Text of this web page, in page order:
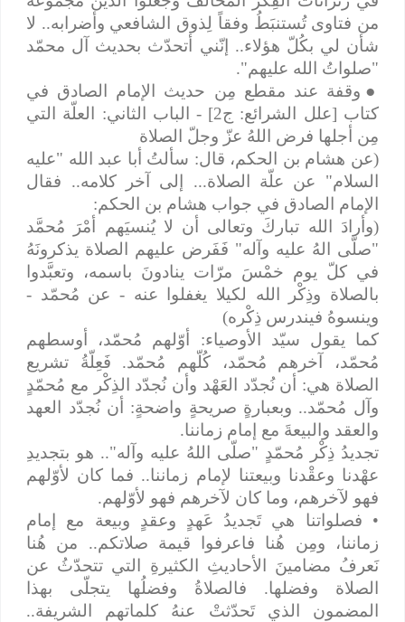
من فتاوى تُستنبَطُ وفقاً لِذوق الشافعي وأضرابه.. لا
شأن لي بكُلّ هؤلاء.. إنّني أتحدّث بحديث آل محمّد
"صلواتُ الله عليهم".
●وقفة عند مقطع مِن حديث الإمام الصادق في
كتاب [علل الشرائع: ج2] - الباب الثاني: العلّة التي
مِن أجلها فرض اللهُ عزّ وجلّ الصلاة
(عن هشام بن الحكم، قال: سألتُ أبا عبد الله "عليه
السلام" عن علّة الصلاة... إلى آخر كلامه.. فقال
الإمام الصادق في جواب هشام بن الحكم:
(وأرادَ الله تباركَ وتعالى أن لا يُنسيَهم أمْرَ مُحمَّد
"صلّى الهُ عليه وآله" فَفَرض عليهم الصلاة يذكرونَهُ
في كلّ يوم خمْسَ مرّات ينادونَ باسمه، وتعبَّدوا
بالصلاة وذِكْر الله لكيلا يغفلوا عنه - عن مُحمّد -
وينسوهُ فيندرس ذِكْره)
كما يقول سيّد الأوصياء: أوّلهم مُحمّد، أوسطهم
مُحمّد، آخرهم مُحمّد، كُلّهم مُحمّد. فَعِلّةُ تشريع
الصلاة هي: أن نُجدّد العَهْد وأن نُجدّد الذِكْر مع مُحمّدٍ
وآل مُحمّد.. وبعبارةٍ صريحةٍ واضحةٍ: أن نُجدّد العهد
والعقد والبيعةَ مع إمام زماننا.
تجديدُ ذِكْر مُحمّدٍ "صلّى اللهُ عليه وآله".. هو بتجديدِ
عهْدنا وعقْدنا وبيعتنا لإمام زماننا.. فما كان لأوّلهم
فهو لآخرهم، وما كان لآخرهم فهو لأوّلهم.
• فصلواتنا هي تَجديدُ عَهدٍ وعقدٍ وبيعة مع إمام
زماننا، ومِن هُنا فاعرفوا قيمة صلاتكم.. من هُنا
نَعرفُ مضامينَ الأحاديثِ الكثيرةِ التي تتحدّثُ عن
الصلاة وفضلها. فالصلاةُ وفضلُها يتجلّى بهذا
المضمون الذي تَحدّثتْ عنهُ كلماتهم الشريفة..